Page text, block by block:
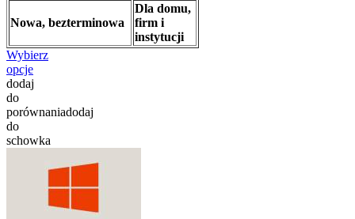
Nowa, bezterminowa
Dla domu,
firm i
instytucji
Wybierz
opcje
dodaj
do
porównaniadodaj
do
schowka